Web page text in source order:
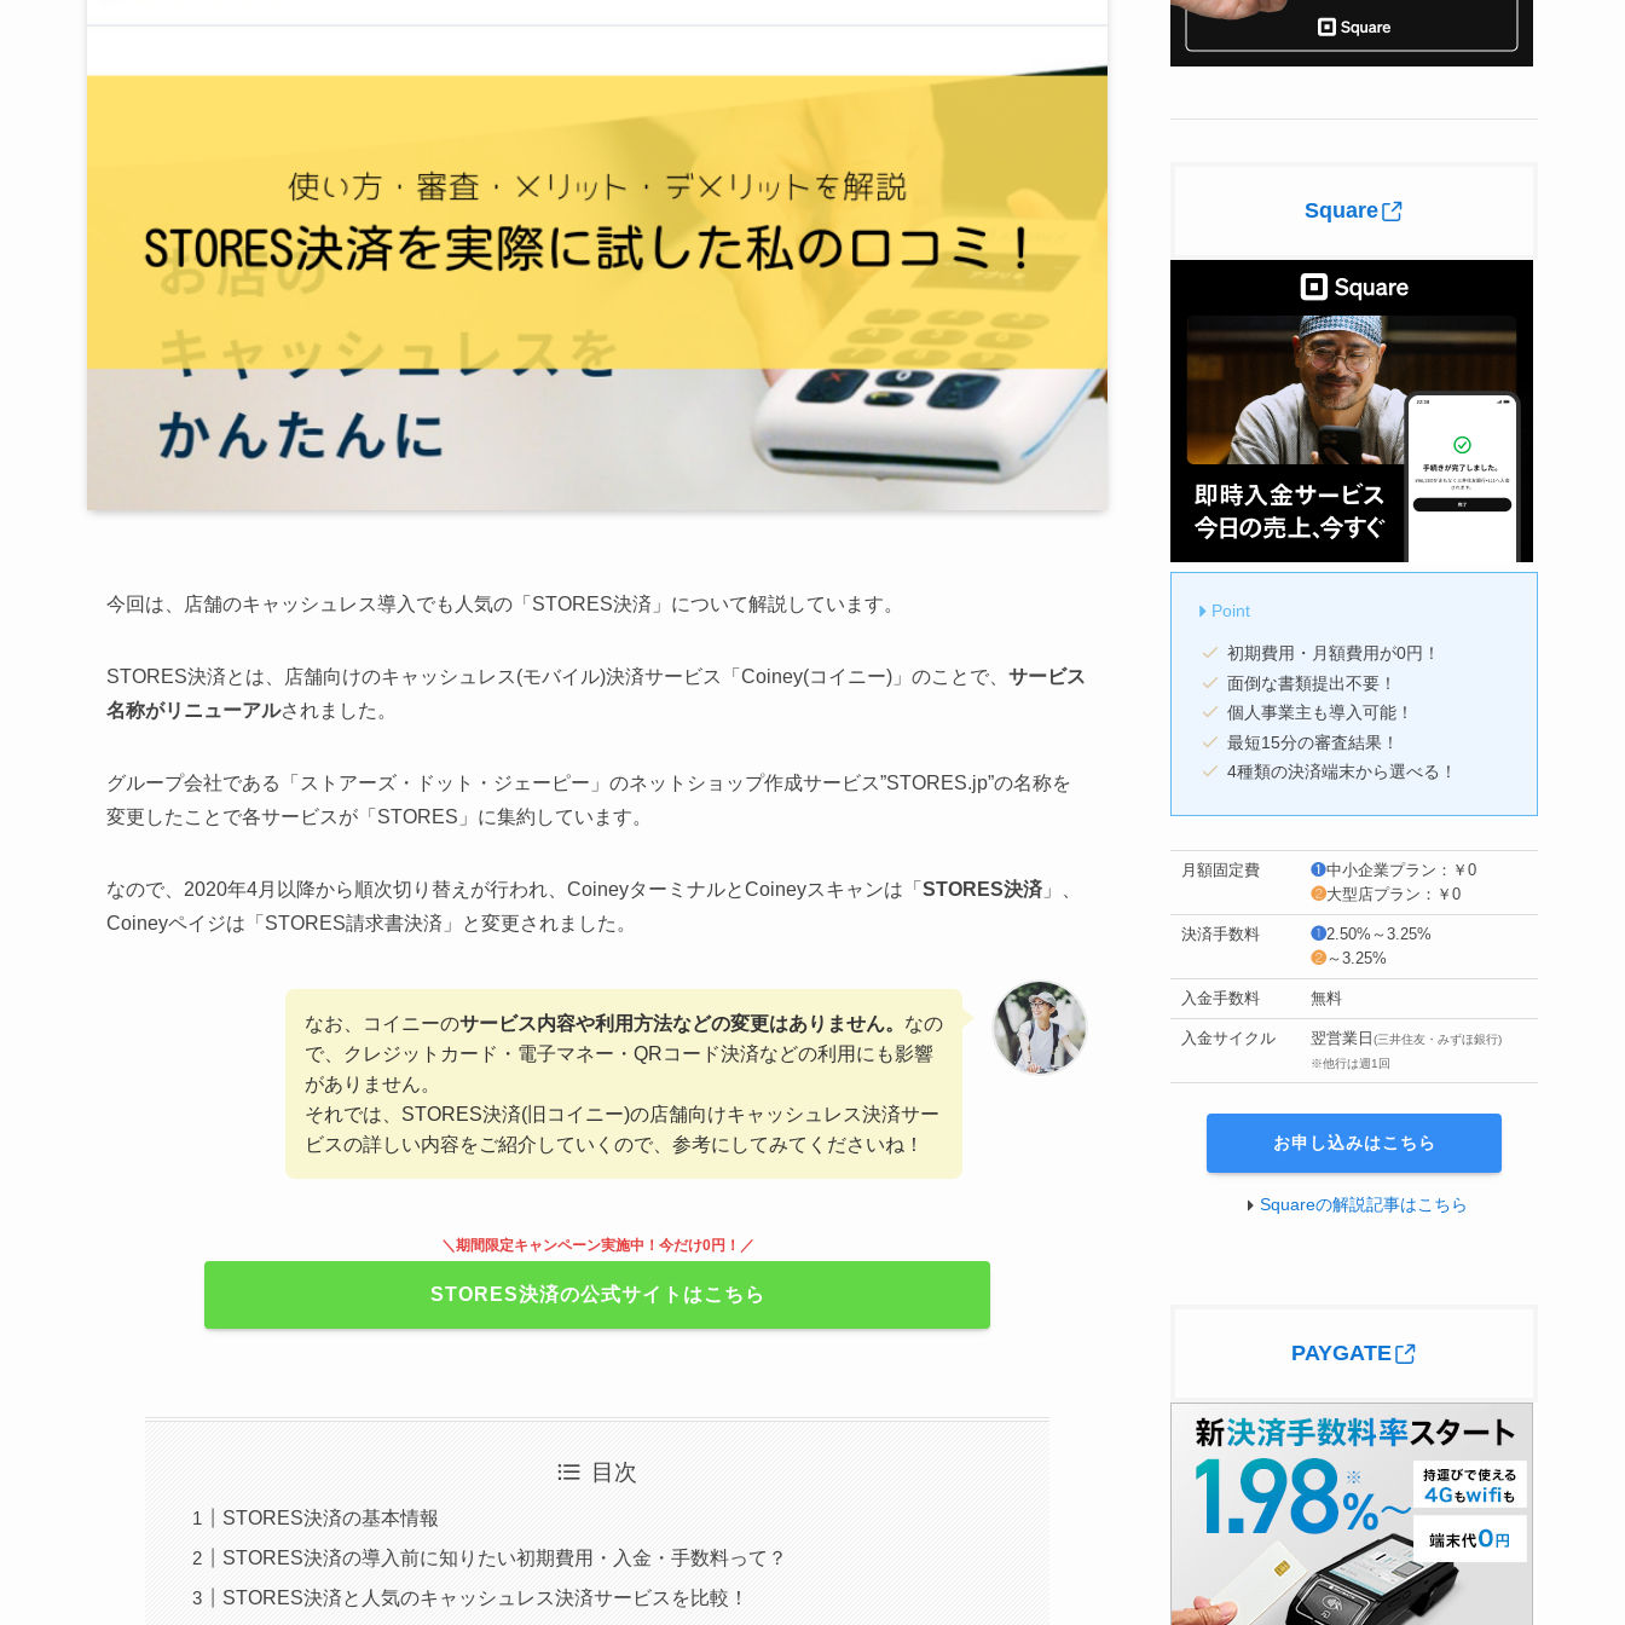
今回は、店舗のキャッシュレス導入でも人気の「STORES決済」について解説しています。
STORES決済とは、店舗向けのキャッシュレス(モバイル)決済サービス「Coiney(コイニー)」のことで、 サービス
名称がリニューアルされました。
グループ会社である「ストアーズ・ドット・ジェーピー」のネットショップ作成サービス”STORES.jp”の名称を
変更したことで各サービスが「STORES」に集約しています。
なので、2020年4月以降から順次切り替えが行われ、CoineyターミナルとCoineyスキャンは「 STORES決済 」、
Coineyペイジは「STORES請求書決済」と変更されました。
なお、コイニーのサービス内容や利用方法などの変更はありません。 なの
で、クレジットカード・電子マネー・QRコード決済などの利用にも影響
がありません。
それでは、STORES決済(旧コイニー)の店舗向けキャッシュレス決済サー
ビスの詳しい内容をご紹介していくので、参考にしてみてくださいね！
＼期間限定キャンペーン実施中！今だけ0円！／
STORES決済の公式サイトはこちら
目次
STORES決済の基本情報
STORES決済の導入前に知りたい初期費用・入金・手数料って？
STORES決済と人気のキャッシュレス決済サービスを比較！
Square
Point
初期費用・月額費用が0円！
面倒な書類提出不要！
個人事業主も導入可能！
最短15分の審査結果！
4種類の決済端末から選べる！
月額固定費 ❶中小企業プラン：￥0
❷大型店プラン：￥0
決済手数料 ❶2.50%～3.25%
❷～3.25%
入金手数料 無料
入金サイクル 翌営業日(三井住友・みずほ銀行)
※他行は週1回
お申し込みはこちら
Squareの解説記事はこちら
PAYGATE